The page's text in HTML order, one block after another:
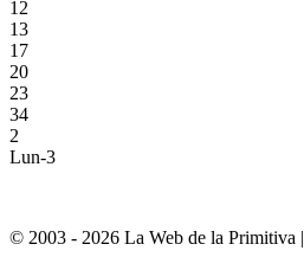
12
13
17
20
23
34
2
Lun-3
© 2003 - 2026 La Web de la Primitiva |